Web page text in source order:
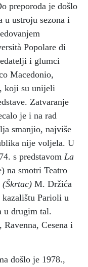
preporoda je došlo
u ustroju sezona i
Popolare di
i glumci
Macedonio,
koji su unijeli
Zatvaranje
je i na rad
smanjio, najviše
nije voljela. U
s predstavom La
na smotri Teatro
(Škrtac) M. Držića
Parioli u
u drugim tal.
Cesena i
došlo je 1978.,